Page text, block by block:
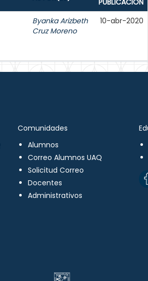
PUBLICACIÓN
Byanka Arizbeth
Cruz Moreno
10-abr-2020
Comunidades
Alumnos
Correo Alumnos UAQ
Solicitud Correo
Docentes
Administrativos